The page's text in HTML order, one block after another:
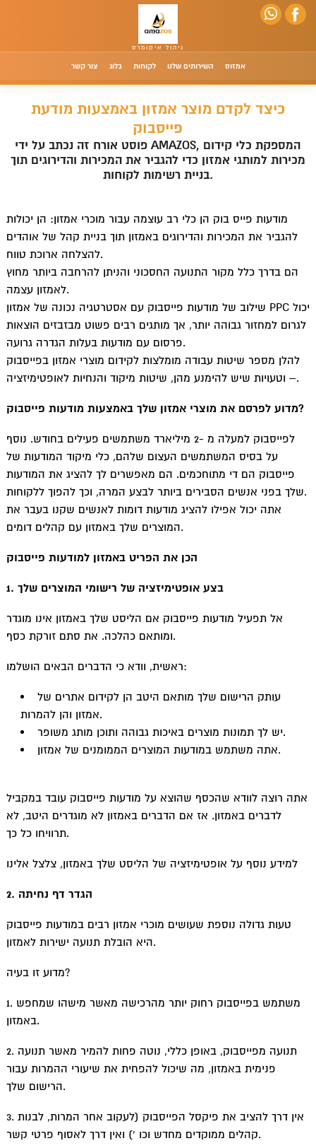
אמזוס השירותים שלנו לקוחות בלוג צור קשר
כיצד לקדם מוצר אמזון באמצעות מודעת
פייסבוק
פוסט אורח זה נכתב על ידי AMAZOS, המספקת כלי קידום
מכירות למותגי אמזון כדי להגביר את המכירות והדירוגים תוך
בניית רשימות לקוחות.
מודעות פייס בוק הן כלי רב עוצמה עבור מוכרי אמזון: הן יכולות
להגביר את המכירות והדירוגים באמזון תוך בניית קהל של אוהדים
להצלחה ארוכת טווח.
הם בדרך כלל מקור התנועה החסכוני והניתן להרחבה ביותר מחוץ
לאמזון עצמה.
שילוב של מודעות פייסבוק עם אסטרטגיה נכונה של אמזון PPC יכול
לגרום למחזור גבוהה יותר, אך מותגים רבים פשוט מבזבזים הוצאות
פרסום עם מודעות בעלות הגדרה גרועה.
להלן מספר שיטות עבודה מומלצות לקידום מוצרי אמזון בפייסבוק
– וטעויות שיש להימנע מהן, שיטות מיקוד והנחיות לאופטימיזציה.
מדוע לפרסם את מוצרי אמזון שלך באמצעות מודעות פייסבוק?
לפייסבוק למעלה מ -2 מיליארד משתמשים פעילים בחודש. נוסף
על בסיס המשתמשים העצום שלהם, כלי מיקוד המודעות של
פייסבוק הם די מתוחכמים. הם מאפשרים לך להציג את המודעות
שלך בפני אנשים הסבירים ביותר לבצע המרה, וכך להפוך ללקוחות.
אתה יכול אפילו להציג מודעות דומות לאנשים שקנו בעבר את
המוצרים שלך באמזון עם קהלים דומים.
הכן את הפריט באמזון למודעות פייסבוק
1. בצע אופטימיזציה של רישומי המוצרים שלך
אל תפעיל מודעות פייסבוק אם הליסט שלך באמזון אינו מוגדר
ומותאם כהלכה. את סתם זורקת כסף.
ראשית, וודא כי הדברים הבאים הושלמו:
עותק הרישום שלך מותאם היטב הן לקידום אתרים של
אמזון והן להמרות.
יש לך תמונות מוצרים באיכות גבוהה ותוכן מותג משופר.
אתה משתמש במודעות המוצרים הממומנים של אמזון.
אתה רוצה לוודא שהכסף שהוצא על מודעות פייסבוק עובד במקביל
לדברים באמזון. אז אם הדברים באמזון לא מוגדרים היטב, לא
תרוויחו כל כך.
למידע נוסף על אופטימיזציה של הליסט שלך באמזון, צלצל אלינו
2. הגדר דף נחיתה
טעות גדולה נוספת שעושים מוכרי אמזון רבים במודעות פייסבוק
היא הובלת תנועה ישירות לאמזון.
מדוע זו בעיה?
1. משתמש בפייסבוק רחוק יותר מהרכישה מאשר מישהו שמחפש
באמזון.
2. תנועה מפייסבוק, באופן כללי, נוטה פחות להמיר מאשר תנועה
פנימית באמזון, מה שיכול להפחית את שיעורי ההמרות עבור
הרישום שלך.
3. אין דרך להציב את פיקסל הפייסבוק (לעקוב אחר המרות, לבנות
קהלים ממוקדים מחדש וכו ‘) ואין דרך לאסוף פרטי קשר.